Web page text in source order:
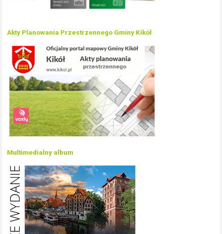
Akty Planowania Przestrzennego Gminy Kikół
Multimedialny album